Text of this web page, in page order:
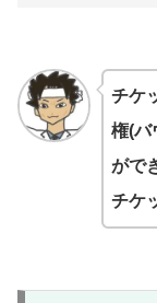
チケ
権(バ
がで
チケ